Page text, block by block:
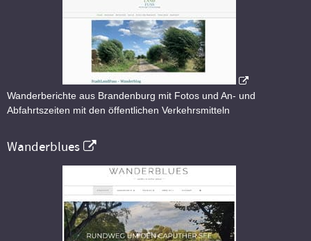
Wanderberichte aus Brandenburg mit Fotos und An- und
Abfahrtszeiten mit den öffentlichen Verkehrsmitteln
Wanderblues